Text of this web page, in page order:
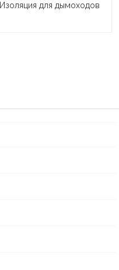
Изоляция для дымоходов